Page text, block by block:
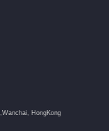
Wanchai, HongKong